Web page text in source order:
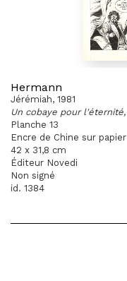
Hermann
Jérémiah, 1981
Un cobaye pour
Planche 13
Encre de Chine sur papier
42 x 31,8 cm
Éditeur Novedi
Non signé
id. 1384